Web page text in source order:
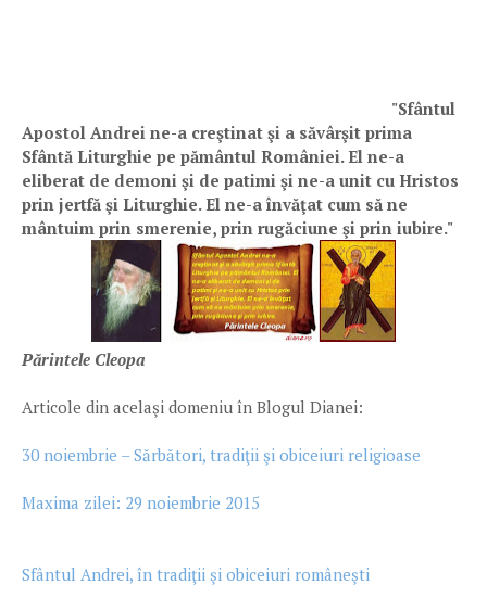
"Sfântul
Apostol Andrei ne-a creştinat şi a săvârşit prima
Sfântă Liturghie pe pământul României. El ne-a
eliberat de demoni şi de patimi şi ne-a unit cu Hristos
prin jertfă şi Liturghie. El ne-a învăţat cum să ne
mântuim prin smerenie, prin rugăciune şi prin iubire."
Părintele Cleopa
Articole din acelaşi domeniu în Blogul Dianei:
30 noiembrie – Sărbători, tradiţii şi obiceiuri religioase
Maxima zilei: 29 noiembrie 2015
Sfântul Andrei, în tradiţii şi obiceiuri româneşti